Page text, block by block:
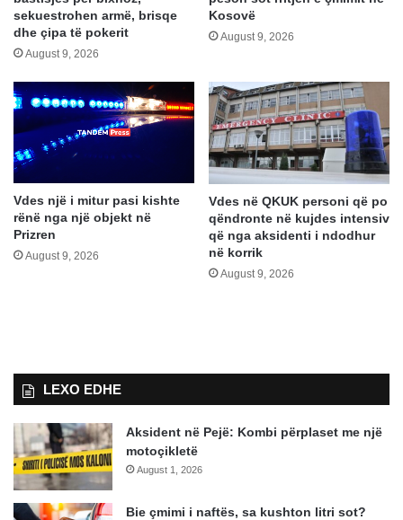
sekuestrohen armë, brisqe
dhe çipa të pokerit
August 9, 2026
Kosovë
August 9, 2026
Vdes një i mitur pasi kishte
rënë nga një objekt në
Prizren
August 9, 2026
Vdes në QKUK personi që po
qëndronte në kujdes intensiv
që nga aksidenti i ndodhur
në korrik
August 9, 2026
LEXO EDHE
Aksident në Pejë: Kombi përplaset me një
motoçikletë
August 1, 2026
Bie çmimi i naftës, sa kushton litri sot?